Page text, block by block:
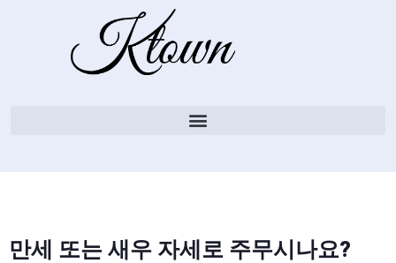
만세 또는 새우 자세로 주무시나요?